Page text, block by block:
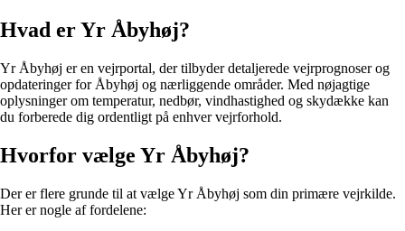
Hvad er Yr Åbyhøj?
Yr Åbyhøj er en vejrportal, der tilbyder detaljerede vejrprognoser og
opdateringer for Åbyhøj og nærliggende områder. Med nøjagtige
oplysninger om temperatur, nedbør, vindhastighed og skydække kan
du forberede dig ordentligt på enhver vejrforhold.
Hvorfor vælge Yr Åbyhøj?
Der er flere grunde til at vælge Yr Åbyhøj som din primære vejrkilde.
Her er nogle af fordelene: